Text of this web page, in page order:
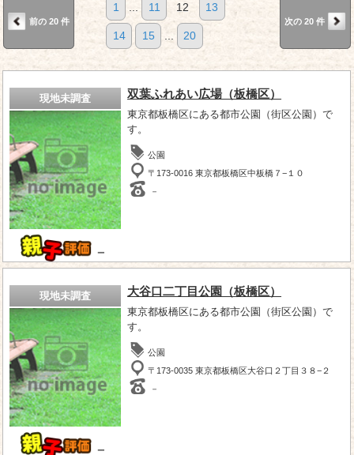
前の 20 件
1 ... 11 12 13
14 15 ... 20
次の 20 件
現地未調査
－
双葉ふれあい広場（板橋区）
東京都板橋区にある都市公園（街区公園）で
す。
公園
〒173-0016 東京都板橋区中板橋７−１０
－
現地未調査
－
大谷口二丁目公園（板橋区）
東京都板橋区にある都市公園（街区公園）で
す。
公園
〒173-0035 東京都板橋区大谷口２丁目３８−２
－